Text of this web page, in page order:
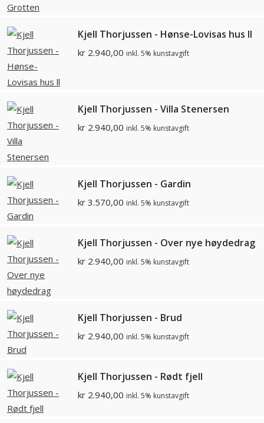
Kjell Thorjussen - Hønse-Lovisas hus ll
kr 2.940,00 inkl. 5% kunstavgift
Kjell Thorjussen - Villa Stenersen
kr 2.940,00 inkl. 5% kunstavgift
Kjell Thorjussen - Gardin
kr 3.570,00 inkl. 5% kunstavgift
Kjell Thorjussen - Over nye høydedrag
kr 2.940,00 inkl. 5% kunstavgift
Kjell Thorjussen - Brud
kr 2.940,00 inkl. 5% kunstavgift
Kjell Thorjussen - Rødt fjell
kr 2.940,00 inkl. 5% kunstavgift